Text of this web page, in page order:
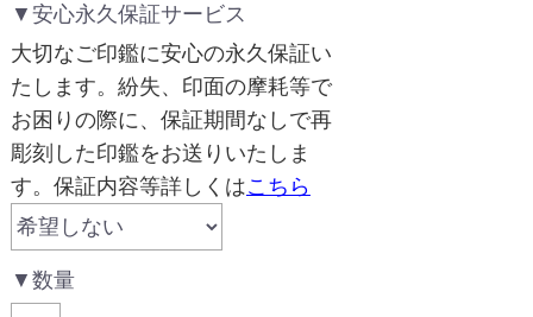
▼安心永久保証サービス
大切なご印鑑に安心の永久保証い
たします。紛失、印面の摩耗等で
お困りの際に、保証期間なしで再
彫刻した印鑑をお送りいたしま
す。保証内容等詳しくはこちら
▼数量